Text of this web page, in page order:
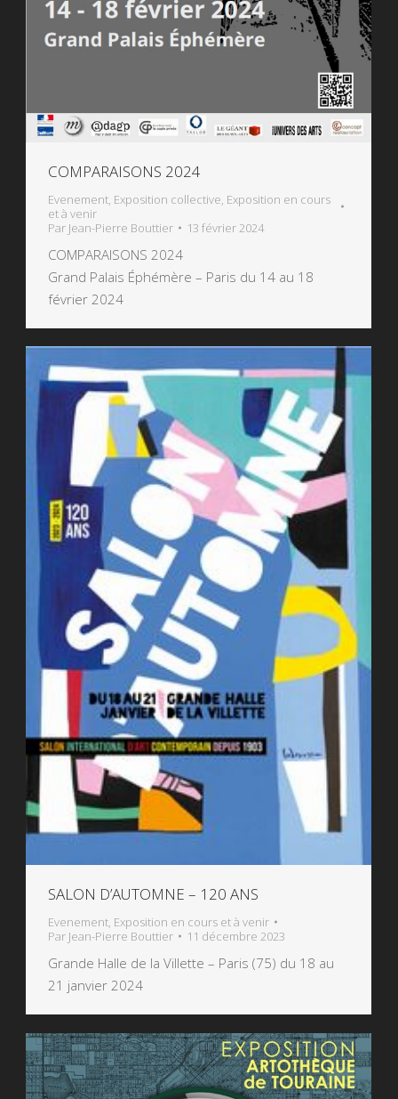
COMPARAISONS 2024
Evenement, Exposition collective, Exposition en cours
et à venir
Par Jean-Pierre Bouttier 13 février 2024
COMPARAISONS 2024
Grand Palais Éphémère – Paris du 14 au 18
février 2024
SALON D’AUTOMNE – 120 ANS
Evenement, Exposition en cours et à venir
Par Jean-Pierre Bouttier 11 décembre 2023
Grande Halle de la Villette – Paris (75) du 18 au
21 janvier 2024